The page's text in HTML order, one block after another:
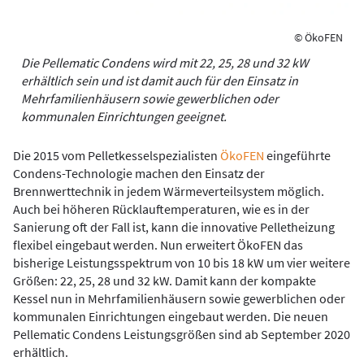
© ÖkoFEN
Die Pellematic Condens wird mit 22, 25, 28 und 32 kW
erhältlich sein und ist damit auch für den Einsatz in
Mehrfamilienhäusern sowie gewerblichen oder
kommunalen Einrichtungen geeignet.
Die 2015 vom Pelletkesselspezialisten ÖkoFEN eingeführte
Condens-Technologie machen den Einsatz der
Brennwerttechnik in jedem Wärmeverteilsystem möglich.
Auch bei höheren Rücklauftemperaturen, wie es in der
Sanierung oft der Fall ist, kann die innovative Pelletheizung
flexibel eingebaut werden. Nun erweitert ÖkoFEN das
bisherige Leistungsspektrum von 10 bis 18 kW um vier weitere
Größen: 22, 25, 28 und 32 kW. Damit kann der kompakte
Kessel nun in Mehrfamilienhäusern sowie gewerblichen oder
kommunalen Einrichtungen eingebaut werden. Die neuen
Pellematic Condens Leistungsgrößen sind ab September 2020
erhältlich.